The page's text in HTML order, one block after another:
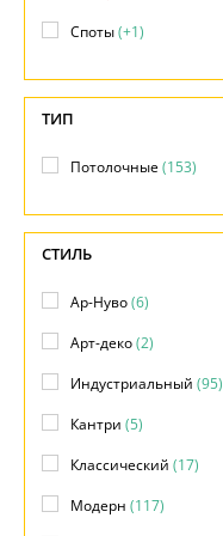
Отзывы
Дизайнерам
Бренды
Контакты
Споты(+1)
ТИП
Потолочные(153)
СТИЛЬ
Ар-Нуво(6)
Арт-деко(2)
Индустриальный (95)
Кантри (5)
Классический (17)
Модерн (117)